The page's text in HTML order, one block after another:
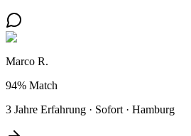
Marco R.
94% Match
3 Jahre Erfahrung · Sofort · Hamburg